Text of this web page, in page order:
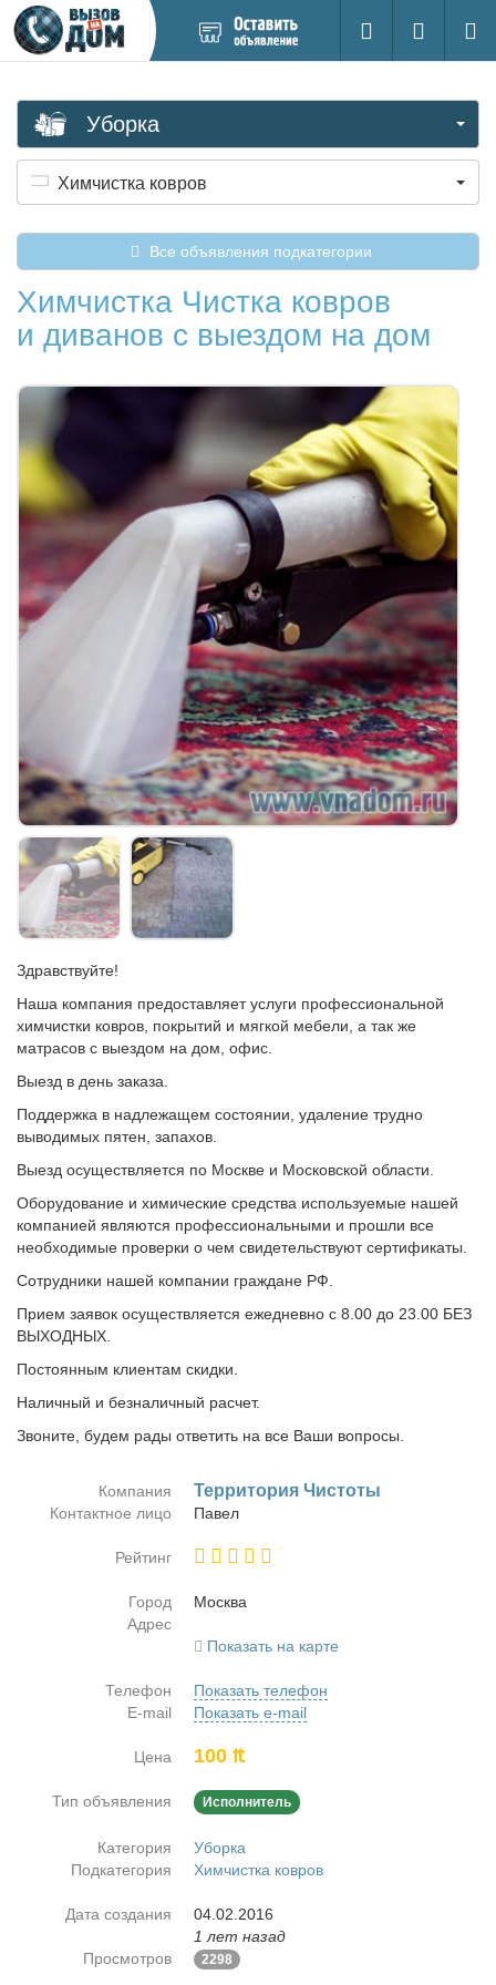
новое
Поиск
Вход на
Уборка
Химчистка ковров
Все объявления подкатегории
Химчистка Чистка ковров
и диванов с выездом на дом
Здравствуйте!
Наша компания предоставляет услуги профессиональной
химчистки ковров, покрытий и мягкой мебели, а так же
матрасов с выездом на дом, офис.
Выезд в день заказа.
Поддержка в надлежащем состоянии, удаление трудно
выводимых пятен, запахов.
Выезд осуществляется по Москве и Московской области.
Оборудование и химические средства используемые нашей
компанией являются профессиональными и прошли все
необходимые проверки о чем свидетельствуют сертификаты.
Сотрудники нашей компании граждане РФ.
Прием заявок осуществляется ежедневно с 8.00 до 23.00 БЕЗ
ВЫХОДНЫХ.
Постоянным клиентам скидки.
Наличный и безналичный расчет.
Звоните, будем рады ответить на все Ваши вопросы.
Компания Тер­ри­то­рия Чи­сто­ты
Контактное лицо Па­вел
Рейтинг
Город
Москва
Адрес
Показать на карте
Телефон
Показать телефон
E-mail
Показать e-mail
Цена 100 ₶
Тип объявления Исполнитель
Категория
Уборка
Подкатегория
Химчистка ковров
Дата создания
04.02.2016
1 лет назад
Просмотров
2298